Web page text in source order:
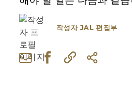
작성자 JAL 편집부